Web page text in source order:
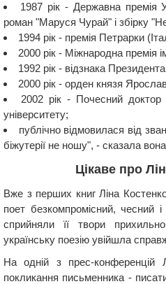
1987 рік - Державна премія
роман "Маруся Чурай" і збірку
1994 рік - премія Петрарки
2000 рік - Міжнародна премія
1992 рік - відзнака
2000 рік - орден князя
2002 рік - Почесний доктор
університету;
публічно відмовилася від
біжутерії не ношу", - сказала
Цікаве про
Вже з перших книг Ліна
поет безкомпромісний, чесний
сприйняли її твори
українську поезію увійшла
На одній з прес-конференцій
покликання письменника -